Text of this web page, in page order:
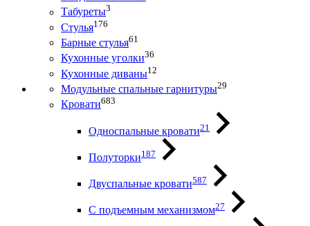
Табуреты3
Стулья176
Барные стулья61
Кухонные уголки36
Кухонные диваны12
Модульные спальные гарнитуры29
Кровати683
Односпальные кровати21
Полуторки187
Двуспальные кровати587
С подъемным механизмом27